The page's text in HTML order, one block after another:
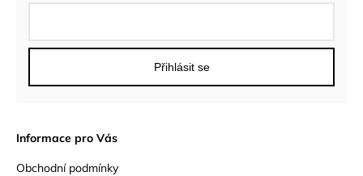
Přihlásit se
Informace pro Vás
Obchodní podmínky